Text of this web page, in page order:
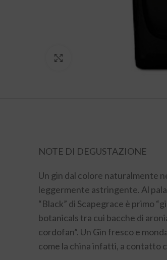
NOTE DI DEGUSTAZIONE
Un gin dal colore naturalmente
leggermente astringente. Al
“Black” di Scapegrace è primo
botanicals tra cui bacche di
cordofan”. Un Gin fresco e
come la china infatti, a contatto